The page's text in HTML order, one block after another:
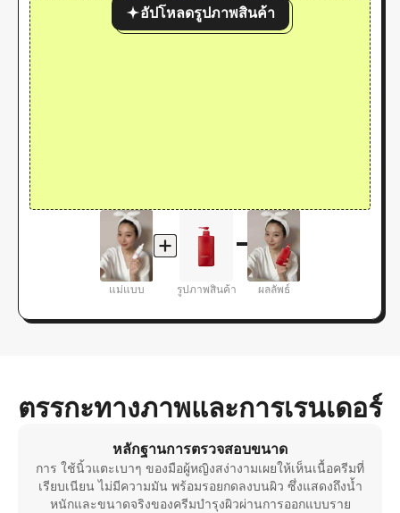
อัปโหลดรูปภาพสินค้า
แม่แบบ รูปภาพสินค้า ผลลัพธ์
ตรรกะทางภาพและการเรนเดอร์
หลักฐานการตรวจสอบขนาด
การ ใช้นิ้วแตะเบาๆ ของมือผู้หญิงสง่างามเผยให้เห็นเนื้อครีมที่
เรียบเนียน ไม่มีความมัน พร้อมรอยกดลงบนผิว ซึ่งแสดงถึงน้ำ
หนักและขนาดจริงของครีมบำรุงผิวผ่านการออกแบบราย